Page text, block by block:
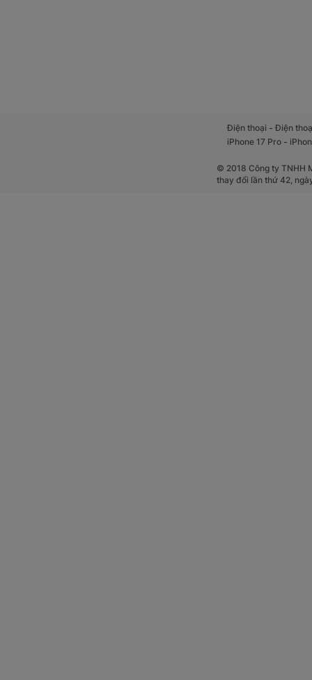
Điện thoại -Điện
iPhone 17 Pro -
© 2018 Công ty TNHH
thay đổi lần thứ 42,